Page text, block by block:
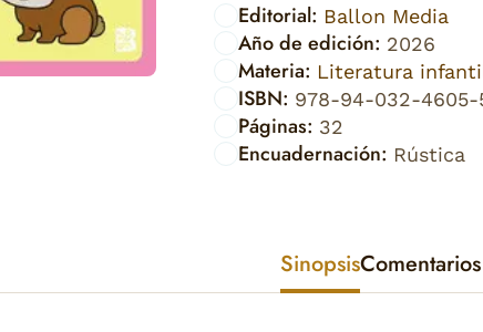
Editorial: Ballon Media
Año de edición: 2026
Materia: Literatura
ISBN: 978-94-032-4605-
Páginas: 32
Encuadernación: Rústica
SinopsisComentarios